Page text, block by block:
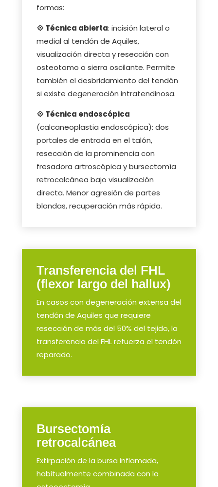
formas:
💠 Técnica abierta: incisión lateral o
medial al tendón de Aquiles,
visualización directa y resección con
osteotomo o sierra oscilante. Permite
también el desbridamiento del tendón
si existe degeneración intratendinosa.
💠 Técnica endoscópica
(calcaneoplastia endoscópica): dos
portales de entrada en el talón,
resección de la prominencia con
fresadora artroscópica y bursectomía
retrocalcánea bajo visualización
directa. Menor agresión de partes
blandas, recuperación más rápida.
Transferencia del FHL
(flexor largo del hallux)
En casos con degeneración extensa del
tendón de Aquiles que requiere
resección de más del 50% del tejido, la
transferencia del FHL refuerza el tendón
reparado.
Bursectomía
retrocalcánea
Extirpación de la bursa inflamada,
habitualmente combinada con la